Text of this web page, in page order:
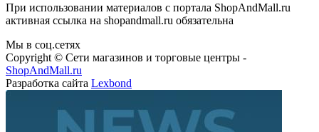
При использовании материалов с портала ShopAndMall.ru
активная ссылка на shopandmall.ru обязательна
Мы в соц.сетях
Copyright © Сети магазинов и торговые центры -
ShopAndMall.ru
Разработка сайта Lexbond